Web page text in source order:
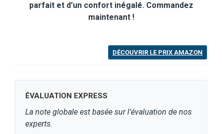
parfait et d’un confort inégalé. Commandez
maintenant !
DÉCOUVRIR LE PRIX AMAZON
ÉVALUATION EXPRESS
La note globale est basée sur l'évaluation de nos
experts.